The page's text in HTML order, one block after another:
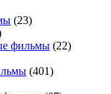
(23)
фильмы (22)
(401)